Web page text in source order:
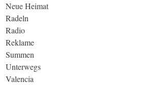
Neue Heimat
Radeln
Radio
Reklame
Summen
Unterwegs
Valencia